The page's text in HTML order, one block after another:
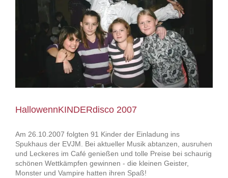
HallowennKINDERdisco 2007
Am 26.10.2007 folgten 91 Kinder der Einladung ins
Spukhaus der EVJM. Bei aktueller Musik abtanzen, ausruhen
und Leckeres im Café genießen und tolle Preise bei schaurig
schönen Wettkämpfen gewinnen - die kleinen Geister,
Monster und Vampire hatten ihren Spaß!